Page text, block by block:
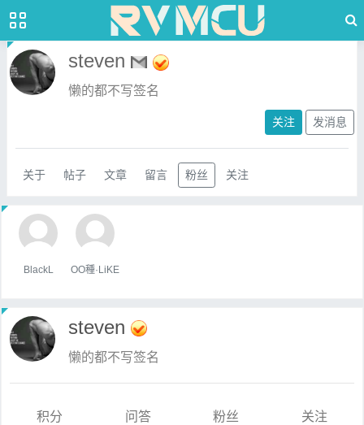
steven
懒的都不写签名
关注 发消息
关于 帖子 文章 留言 粉丝 关注
BlackL OO種·LiKE
steven
懒的都不写签名
积分
问答
粉丝
关注